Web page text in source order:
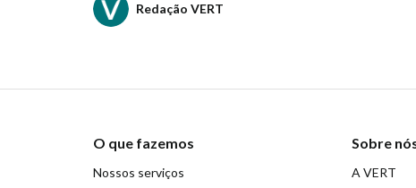
Redação VERT
O que fazemos
Nossos serviços
Sobre
A VERT